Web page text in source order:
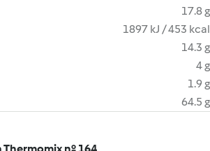
17.8 g
1897 kJ / 453 kcal
14.3 g
4 g
1.9 g
64.5 g